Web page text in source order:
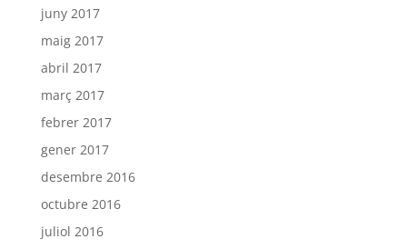
juny 2017
maig 2017
abril 2017
març 2017
febrer 2017
gener 2017
desembre 2016
octubre 2016
juliol 2016